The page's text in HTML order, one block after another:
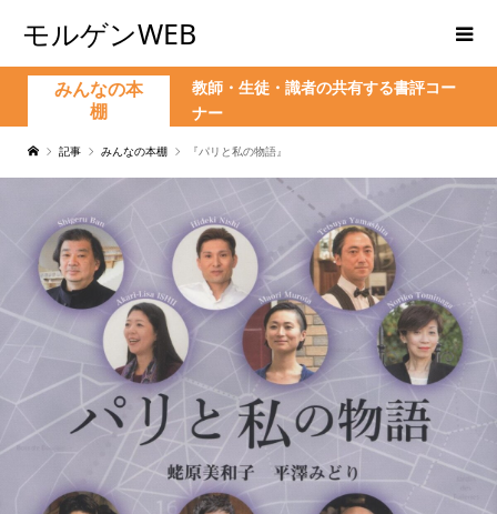
モルゲンWEB
みんなの本
棚
教師・生徒・識者の共有する書評コー
ナー
記事 みんなの本棚 『パリと私の物語』